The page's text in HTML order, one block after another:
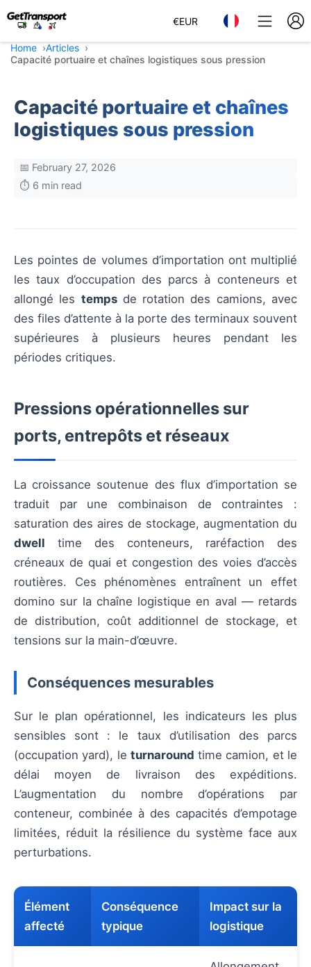
€EUR
Home
Articles
Capacité portuaire et chaînes logistiques sous pression
Capacité portuaire et chaînes
logistiques sous pression
📅 February 27, 2026
⏱️ 6 min read
Les pointes de volumes d’importation ont multiplié
les taux d’occupation des parcs à conteneurs et
allongé les tempsde rotation des camions, avec
des files d’attente à la porte des terminaux souvent
supérieures à plusieurs heures pendant les
périodes critiques.
Pressions opérationnelles sur
ports, entrepôts et réseaux
La croissance soutenue des flux d’importation se
traduit par une combinaison de contraintes :
saturation des aires de stockage, augmentation du
dwell time des conteneurs, raréfaction des
créneaux de quai et congestion des voies d’accès
routières. Ces phénomènes entraînent un effet
domino sur la chaîne logistique en aval — retards
de distribution, coût additionnel de stockage, et
tensions sur la main-d’œuvre.
Conséquences mesurables
Sur le plan opérationnel, les indicateurs les plus
sensibles sont : le taux d’utilisation des parcs
(occupation yard), le turnaround time camion, et le
délai moyen de livraison des expéditions.
L’augmentation du nombre d’opérations par
conteneur, combinée à des capacités d’empotage
limitées, réduit la résilience du système face aux
perturbations.
Élément
affecté
Conséquence
typique
Impact sur la
logistique